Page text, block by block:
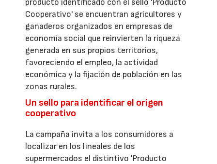
Cooperativo' se encuentran agricultores y
ganaderos organizados en empresas de
economía social que reinvierten la riqueza
generada en sus propios territorios,
favoreciendo el empleo, la actividad
económica y la fijación de población en las
zonas rurales.
Un sello para identificar el origen
cooperativo
La campaña invita a los consumidores a
localizar en los lineales de los
supermercados el distintivo 'Producto